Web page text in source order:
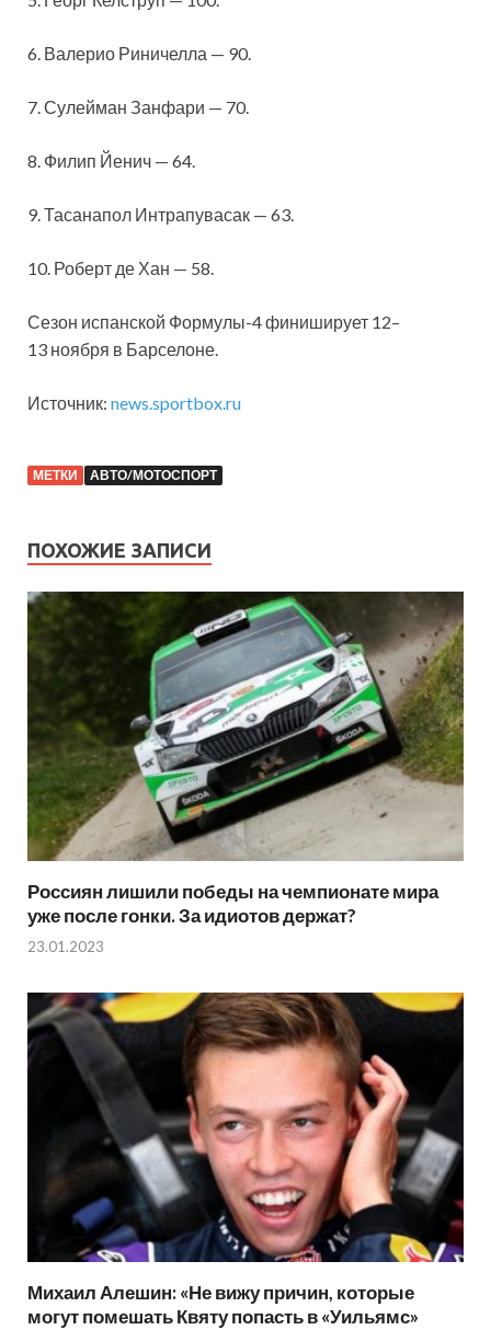
6. Валерио Риничелла — 90.
7. Сулейман Занфари — 70.
8. Филип Йенич — 64.
9. Тасанапол Интрапувасак — 63.
10. Роберт де Хан — 58.
Сезон испанской Формулы-4 финиширует 12–
13 ноября в Барселоне.
Источник: news.sportbox.ru
МЕТКИ АВТО/МОТОСПОРТ
ПОХОЖИЕ ЗАПИСИ
Россиян лишили победы на чемпионате мира
уже после гонки. За идиотов держат?
23.01.2023
Михаил Алешин: «Не вижу причин, которые
могут помешать Квяту попасть в «Уильямс»